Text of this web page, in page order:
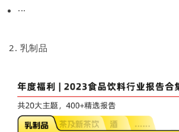
···
2. 乳制品